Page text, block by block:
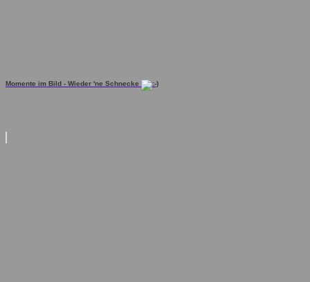
Momente im Bild - Wieder 'ne Schnecke